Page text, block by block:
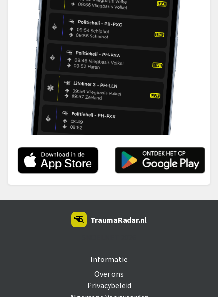
Informatie
Over ons
Privacybeleid
TraumaRadar.nl